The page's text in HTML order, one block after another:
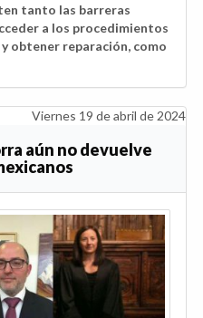
tanto las barreras
a los procedimientos
obtener reparación, como
Viernes 19 de abril de 2024
aún no devuelve